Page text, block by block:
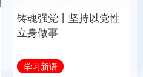
图片 政务
铸魂强党丨坚持以党性
立身做事
学习新语